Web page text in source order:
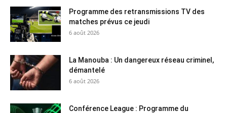
Programme des retransmissions TV des
matches prévus ce jeudi
6 août 2026
La Manouba : Un dangereux réseau criminel,
démantelé
6 août 2026
Conférence League : Programme du